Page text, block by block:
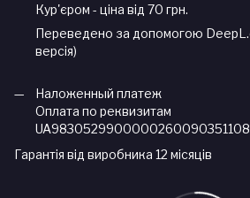
Кур'єром - ціна від 70 грн.
Переведено за допомогою
версія)
Наложенный платеж
Оплата по реквизитам
Гарантія від виробника 12 місяців